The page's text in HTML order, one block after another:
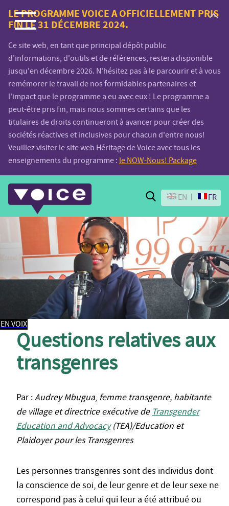
Voice.Global
website
LE PROGRAMME VOICE A OFFICIELLEMENT PRIS
FIN LE 31 DÉCEMBRE 2024.
Ce site web, en tant que principal dépôt public
d'informations, d'outils et de références, restera disponible
jusqu'en décembre 2026. N'hésitez pas à le parcourir et à vous
remémorer le travail de nos formidables partenaires et
l'impact que le programme a eu avec eux ! Le programme a
peut-être pris fin, mais nous sommes certains que les
titulaires de droits continueront à avancer pour créer des
sociétés réactives et inclusives pour chacun d'entre nous!
Veuillez visiter le site web Héritage de Voice avec tous les
enseignements du programme : le NOW-Nous! Package
Search
EN FR
EN VOIX
Questions relatives aux
transgenres
Par :Audrey Mbugua, femme transgenre, habitante
de village et directrice exécutive de Transgender
Education and Advocacy(TEA)/Education et
Plaidoyer pour les Transgenres
Les personnes transgenres sont des individus dont
la conscience de soi, de leur genre et de leur sexe ne
correspond pas à celui qui leur a été attribué ou